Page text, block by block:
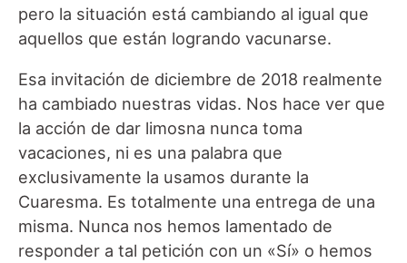
pero la situación está cambiando al igual que
aquellos que están logrando vacunarse.
Esa invitación de diciembre de 2018 realmente
ha cambiado nuestras vidas. Nos hace ver que
la acción de dar limosna nunca toma
vacaciones, ni es una palabra que
exclusivamente la usamos durante la
Cuaresma. Es totalmente una entrega de una
misma. Nunca nos hemos lamentado de
responder a tal petición con un «Sí» o hemos